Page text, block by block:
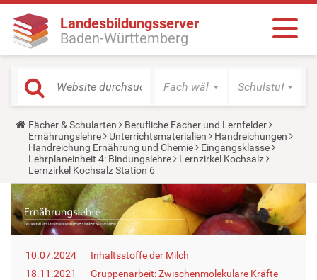
Landesbildungsserver
Baden-Württemberg
Fach wählen Schulstufe
Y
o
u
a
r
e
h
e
r
e
:
Fächer & Schularten
Berufliche Fächer und Lernfelder
Ernährungslehre
Unterrichtsmaterialien
Handreichungen
Handreichung Ernährung und Chemie
Eingangsklasse
Lehrplaneinheit 4: Bindungslehre
Lernzirkel Kochsalz
Lernzirkel Kochsalz Station 6
10.07.2024
Inhaltsstoffe der Milch
18.11.2021
Gruppenarbeit: Zwischenmolekulare Kräfte